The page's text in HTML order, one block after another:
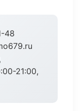
48
21:00,